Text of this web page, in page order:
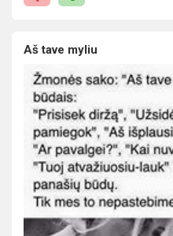
Aš tave myliu